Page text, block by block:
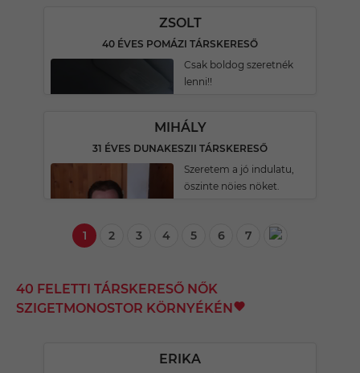
ZSOLT
40 ÉVES POMÁZI TÁRSKERESŐ
Csak boldog szeretnék
lenni!!
MIHÁLY
31 ÉVES DUNAKESZII TÁRSKERESŐ
Szeretem a jó indulatu,
öszinte nöies nöket.
1 2 3 4 5 6 7
40 FELETTI TÁRSKERESŐ NŐK
SZIGETMONOSTOR KÖRNYÉKÉN
ERIKA